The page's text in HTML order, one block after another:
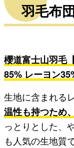
羽毛布
櫻道富士山羽毛
85% レーヨン
生地に含まれる
温性も持つため
っとりとした、
も人気の生地質